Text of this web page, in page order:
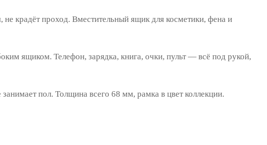
крадёт проход. Вместительный ящик для косметики, фена и
ящиком. Телефон, зарядка, книга, очки, пульт — всё под рукой,
пол. Толщина всего 68 мм, рамка в цвет коллекции.